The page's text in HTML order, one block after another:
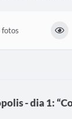
fotos
- dia 1: